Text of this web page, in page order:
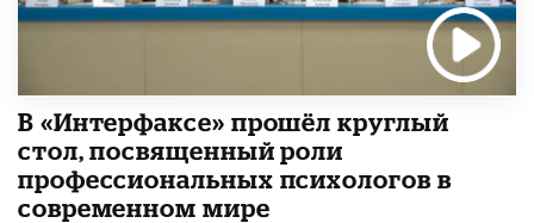
В «Интерфаксе» прошёл круглый
стол, посвященный роли
профессиональных психологов в
современном мире